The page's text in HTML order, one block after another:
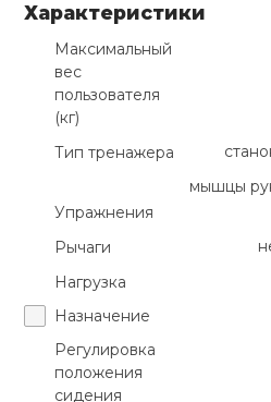
Характеристики
Максимальный
вес
пользователя
(кг)
Тип тренажера
Упражнения
мышцы
Рычаги
Нагрузка
Назначение
Регулировка
положения
сидения